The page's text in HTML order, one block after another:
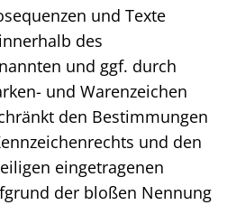
und Texte
des
und ggf. durch
und Warenzeichen
den Bestimmungen
und den
eingetragenen
der bloßen Nennung